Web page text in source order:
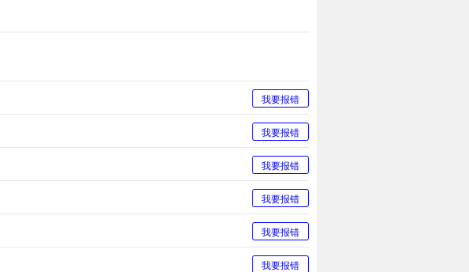
我要报错
我要报错
我要报错
我要报错
我要报错
我要报错